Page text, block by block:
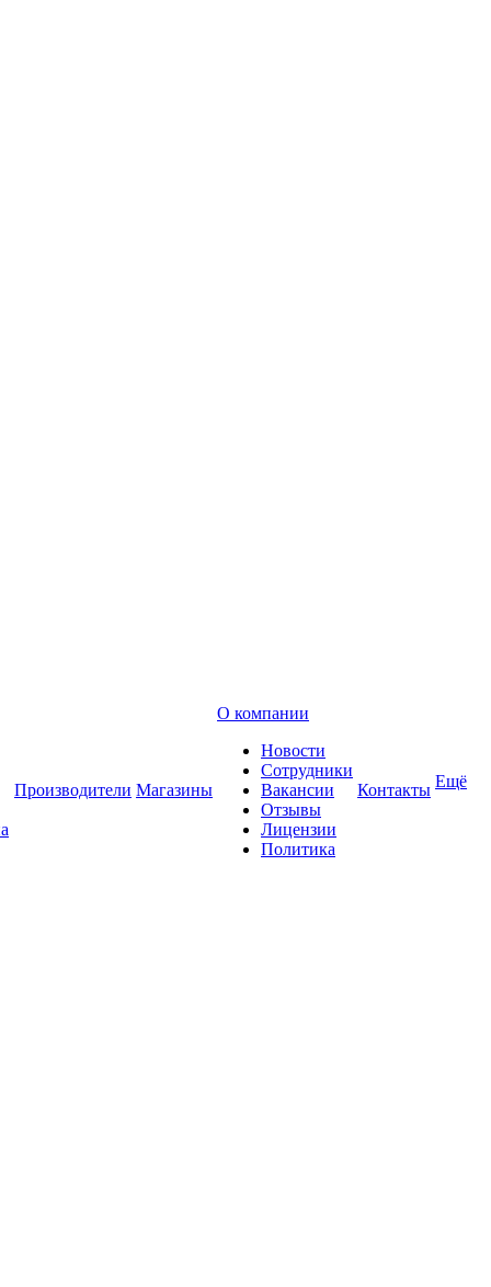
Производители Магазины
О компании
Новости
Сотрудники
Вакансии
Отзывы
Лицензии
Политика
Контакты Ещё